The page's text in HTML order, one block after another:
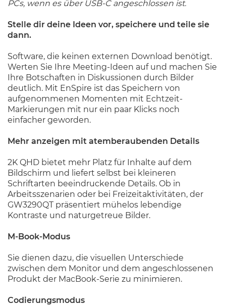
PCs, wenn es über USB-C angeschlossen ist.
Stelle dir deine Ideen vor, speichere und teile sie
dann.
Software, die keinen externen Download benötigt.
Werten Sie Ihre Meeting-Ideen auf und machen Sie
Ihre Botschaften in Diskussionen durch Bilder
deutlich. Mit EnSpire ist das Speichern von
aufgenommenen Momenten mit Echtzeit-
Markierungen mit nur ein paar Klicks noch
einfacher geworden.
Mehr anzeigen mit atemberaubenden Details
2K QHD bietet mehr Platz für Inhalte auf dem
Bildschirm und liefert selbst bei kleineren
Schriftarten beeindruckende Details. Ob in
Arbeitsszenarien oder bei Freizeitaktivitäten, der
GW3290QT präsentiert mühelos lebendige
Kontraste und naturgetreue Bilder.
M-Book-Modus
Sie dienen dazu, die visuellen Unterschiede
zwischen dem Monitor und dem angeschlossenen
Produkt der MacBook-Serie zu minimieren.
Codierungsmodus